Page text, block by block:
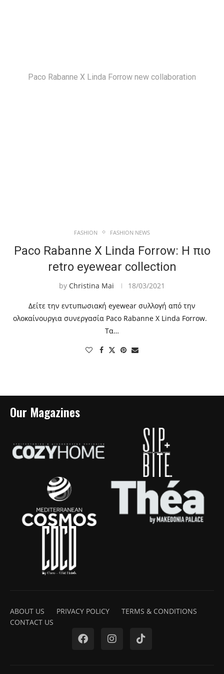
Paco Rabanne X Linda Forrow new collaboration
FASHION FASHION NEWS
Paco Rabanne X Linda Forrow: Η πιο
retro eyewear collection
by Christina Mai 18/03/2021
Δείτε την εντυπωσιακή eyewear συλλογή από την
ολοκαίνουργια συνεργασία Paco Rabanne X Linda Forrow.
Τα…
Our Magazines
ABOUT US PRIVACY POLICY
TERMS & CONDITIONS
CONTACT US